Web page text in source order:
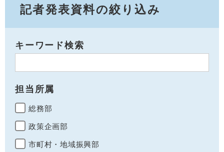
記者発表資料の絞り込み
キーワード検索
担当所属
総務部
政策企画部
市町村・地域振興部